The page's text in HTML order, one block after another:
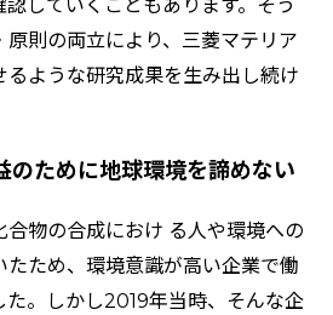
していくこともあります。そう
原則の両立により、三菱マテリア
るような研究成果を生み出し続け
のために地球環境を諦めない
物の合成におけ る人や環境への
たため、環境意識が高い企業で働
た。しかし2019年当時、そんな企